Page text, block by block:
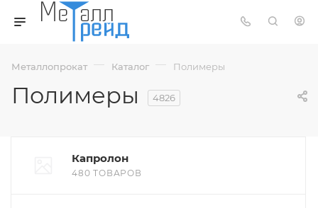
Металлопрокат — Каталог — Полимеры
Полимеры 4826
Капролон
480 ТОВАРОВ